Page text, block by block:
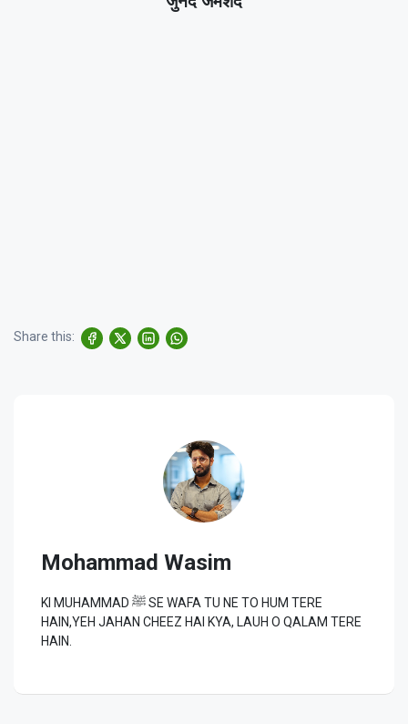
Share this:
Mohammad Wasim
KI MUHAMMAD ﷺ SE WAFA TU NE TO HUM TERE
HAIN,YEH JAHAN CHEEZ HAI KYA, LAUH O QALAM TERE
HAIN.